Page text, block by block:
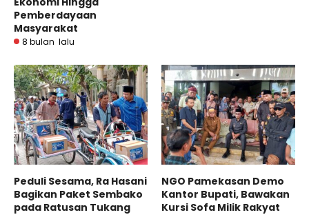
Pemberdayaan
Masyarakat
8 bulan lalu
Peduli Sesama, Ra Hasani
Bagikan Paket Sembako
pada Ratusan Tukang
NGO Pamekasan Demo
Kantor Bupati, Bawakan
Kursi Sofa Milik Rakyat